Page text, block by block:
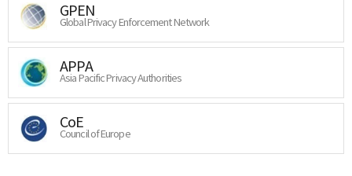
GPEN
Global Privacy Enforcement Network
APPA
Asia Pacific Privacy Authorities
CoE
Council of Europe